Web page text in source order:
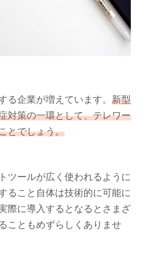
る企業が増えています。 新型
対策の一環として、テレワー
とでしょう。
ツールが広く使われるように
ること自体は技術的に可能に
際に導入するとなるとさまざ
こともめずらしくありませ